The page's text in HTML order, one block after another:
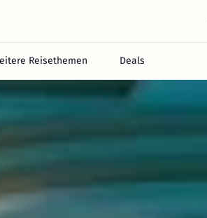
Reisethemen Deals